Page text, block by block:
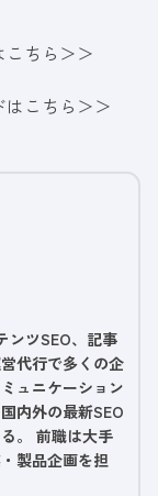
ちら＞＞
こちら＞＞
ンツSEO、記事
代行で多くの企
ュニケーション
内外の最新SEO
。 前職は大手
製品企画を担